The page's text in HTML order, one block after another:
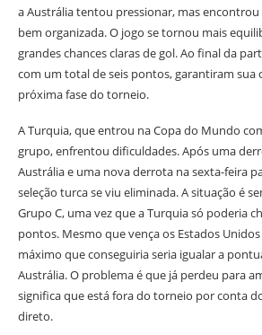
a Austrália tentou pressionar, mas
bem organizada. O jogo se tornou mais
grandes chances claras de gol. Ao final da
com um total de seis pontos, garantiram sua
próxima fase do torneio.
A Turquia, que entrou na Copa do Mundo
grupo, enfrentou dificuldades. Após uma
Austrália e uma nova derrota na sexta-feira
seleção turca se viu eliminada. A situação é
Grupo C, uma vez que a Turquia só poderia
pontos. Mesmo que vença os Estados
máximo que conseguiria seria igualar a
Austrália. O problema é que já perdeu para
significa que está fora do torneio por conta
direto.